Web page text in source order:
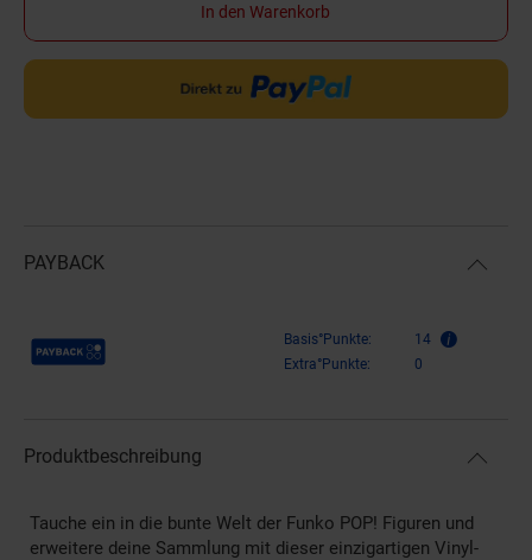
In den Warenkorb
PAYBACK
Payback Punkte Basis°Punkte:
14
Extra°Punkte:
0
Produktbeschreibung
Tauche ein in die bunte Welt der Funko POP! Figuren und
erweitere deine Sammlung mit dieser einzigartigen Vinyl-